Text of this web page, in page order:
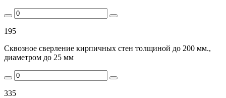
195
Сквозное сверление кирпичных стен толщиной до 200 мм.,
диаметром до 25 мм
335